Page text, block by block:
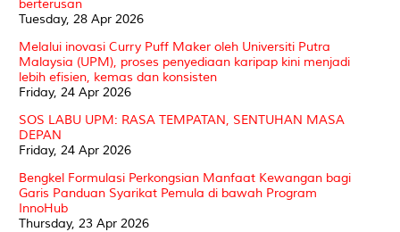
berterusan
Tuesday, 28 Apr 2026
Melalui inovasi Curry Puff Maker oleh Universiti Putra
Malaysia (UPM), proses penyediaan karipap kini menjadi
lebih efisien, kemas dan konsisten
Friday, 24 Apr 2026
SOS LABU UPM: RASA TEMPATAN, SENTUHAN MASA
DEPAN
Friday, 24 Apr 2026
Bengkel Formulasi Perkongsian Manfaat Kewangan bagi
Garis Panduan Syarikat Pemula di bawah Program
InnoHub
Thursday, 23 Apr 2026